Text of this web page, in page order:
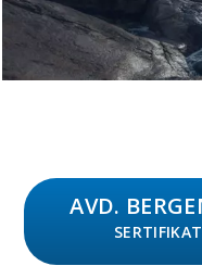
AVD.
SERTIFIKAT